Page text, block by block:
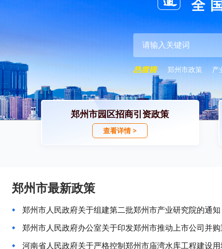
全
郑州市政策 产
郑州市园区招商引资政策
查看详情 >
郑州市最新政策
郑州市人民政府关于组建第二批郑州市产业研究院的通知